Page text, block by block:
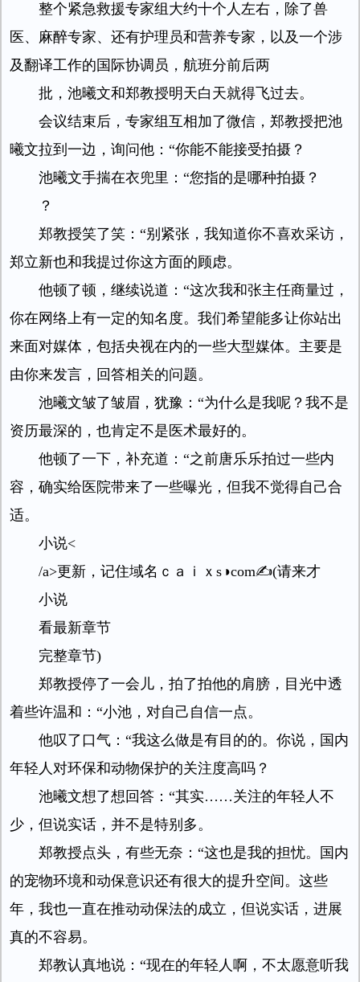
整个紧急救援专家组大约十个人左右，除了兽
医、麻醉专家、还有护理员和营养专家，以及一个涉
及翻译工作的国际协调员，航班分前后两
批，池曦文和郑教授明天白天就得飞过去。
会议结束后，专家组互相加了微信，郑教授把池
曦文拉到一边，询问他：“你能不能接受拍摄？
池曦文手揣在衣兜里：“您指的是哪种拍摄？
？
郑教授笑了笑：“别紧张，我知道你不喜欢采访，
郑立新也和我提过你这方面的顾虑。
他顿了顿，继续说道：“这次我和张主任商量过，
你在网络上有一定的知名度。我们希望能多让你站出
来面对媒体，包括央视在内的一些大型媒体。主要是
由你来发言，回答相关的问题。
池曦文皱了皱眉，犹豫：“为什么是我呢？我不是
资历最深的，也肯定不是医术最好的。
他顿了一下，补充道：“之前唐乐乐拍过一些内
容，确实给医院带来了一些曝光，但我不觉得自己合
适。
小说<
/a>更新，记住域名ｃａｉｘs◑com✍(请来才
小说
看最新章节
完整章节)
郑教授停了一会儿，拍了拍他的肩膀，目光中透
着些许温和：“小池，对自己自信一点。
他叹了口气：“我这么做是有目的的。你说，国内
年轻人对环保和动物保护的关注度高吗？
池曦文想了想回答：“其实……关注的年轻人不
少，但说实话，并不是特别多。
郑教授点头，有些无奈：“这也是我的担忧。国内
的宠物环境和动保意识还有很大的提升空间。这些
年，我也一直在推动动保法的成立，但说实话，进展
真的不容易。
郑教认真地说：“现在的年轻人啊，不太愿意听我